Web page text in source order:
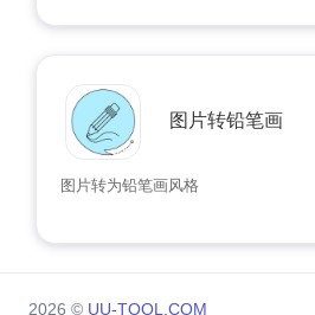
图片转铅笔画
图片转为铅笔画风格
2026 © UU-TOOL.COM